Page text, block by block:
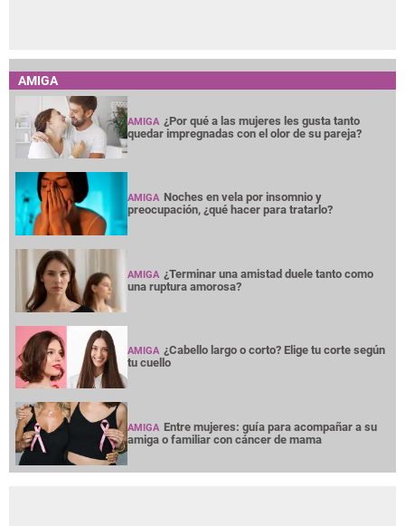
AMIGA
AMIGA ¿Por qué a las mujeres les gusta tanto
quedar impregnadas con el olor de su pareja?
AMIGA Noches en vela por insomnio y
preocupación, ¿qué hacer para tratarlo?
AMIGA ¿Terminar una amistad duele tanto como
una ruptura amorosa?
AMIGA ¿Cabello largo o corto? Elige tu corte según
tu cuello
AMIGA Entre mujeres: guía para acompañar a su
amiga o familiar con cáncer de mama